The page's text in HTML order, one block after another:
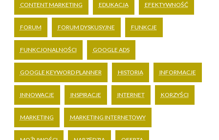
CONTENT MARKETING EDUKACJA EFEKTYWNOŚĆ
FORUM FORUM DYSKUSYJNE FUNKCJE
FUNKCJONALNOŚCI GOOGLE ADS
GOOGLE KEYWORD PLANNER HISTORIA INFORMACJE
INNOWACJE INSPIRACJE INTERNET KORZYŚCI
MARKETING MARKETING INTERNETOWY